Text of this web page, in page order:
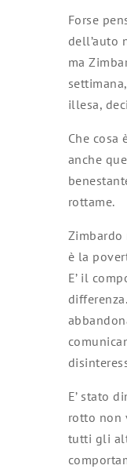
Forse
dell’auto
ma
illesa,
Che cosa
anche
rottame.
Zimbardo
è la
E’ il
E’ stato
rotto non
tutti gli